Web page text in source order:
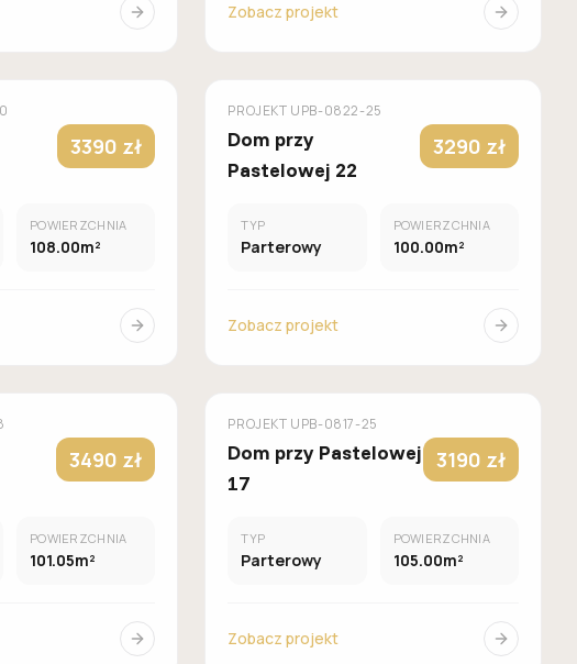
Zobacz projekt
3390 zł
POWIERZCHNIA
108.00m²
GALERIA DOMÓW
PROJEKT UPB-0822-25
Dom przy
Pastelowej 22
3290 zł
TYP
Parterowy
POWIERZCHNIA
100.00m²
Zobacz projekt
3490 zł
POWIERZCHNIA
101.05m²
GALERIA DOMÓW
PROJEKT UPB-0817-25
Dom przy Pastelowej
17
3190 zł
TYP
Parterowy
POWIERZCHNIA
105.00m²
Zobacz projekt